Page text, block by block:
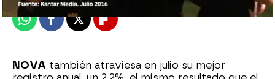
WhatsappFacebook
X Flipboard
NOVA también atraviesa en julio su mejor